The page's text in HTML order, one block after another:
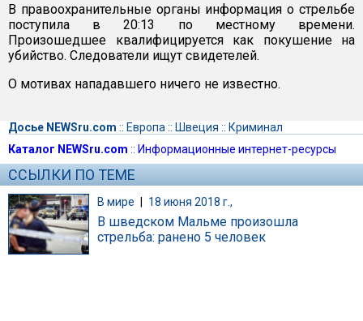
В правоохранительные органы информация о стрельбе
поступила в 20:13 по местному времени.
Произошедшее квалифицируется как покушение на
убийство. Следователи ищут свидетелей.
О мотивах нападавшего ничего не известно.
Досье NEWSru.com :: Европа :: Швеция :: Криминал
Каталог NEWSru.com :: Информационные интернет-ресурсы
ССЫЛКИ ПО ТЕМЕ
В мире | 18 июня 2018 г.,
В шведском Мальме произошла
стрельба: ранено 5 человек